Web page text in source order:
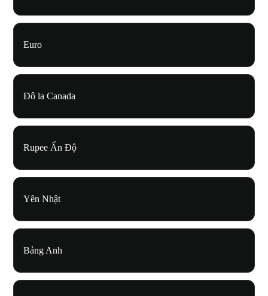
Euro
Đô la Canada
Rupee Ấn Độ
Yên Nhật
Bảng Anh